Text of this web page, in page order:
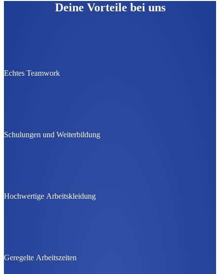
Deine Vorteile bei uns
Echtes Teamwork
Schulungen und Weiterbildung
Hochwertige Arbeitskleidung
Geregelte Arbeitszeiten